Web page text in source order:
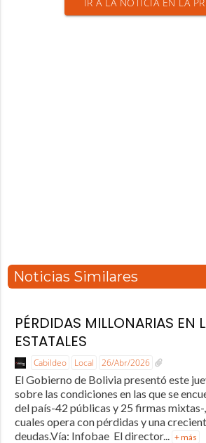
Noticias Similares
PÉRDIDAS MILLONARIAS EN
ESTATALES
Cabildeo Local 26/Abr/2026
El Gobierno de Bolivia presentó este
sobre las condiciones en las que se
del país-42 públicas y 25 firmas mixtas-
cuales opera con pérdidas y una
deudas.Vía: Infobae El director... + más